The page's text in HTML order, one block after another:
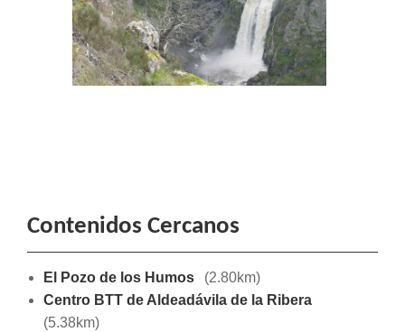
Contenidos Cercanos
El Pozo de los Humos
(2.80km)
Centro BTT de Aldeadávila de la Ribera
(5.38km)